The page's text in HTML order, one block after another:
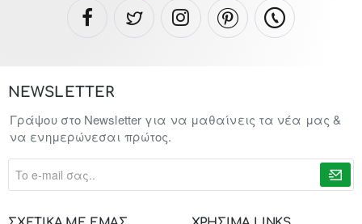
NEWSLETTER
Γράψου στο Newsletter για να μαθαίνεις τα νέα μας &
να ενημερώνεσαι πρώτος.
σας..